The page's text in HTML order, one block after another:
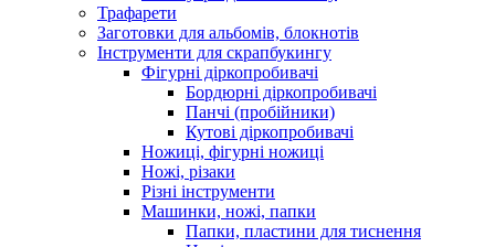
Трафарети
Заготовки для альбомів, блокнотів
Інструменти для скрапбукингу
Фігурні діркопробивачі
Бордюрні діркопробивачі
Панчі (пробійники)
Кутові діркопробивачі
Ножиці, фігурні ножиці
Ножі, різаки
Різні інструменти
Машинки, ножі, папки
Папки, пластини для тиснення